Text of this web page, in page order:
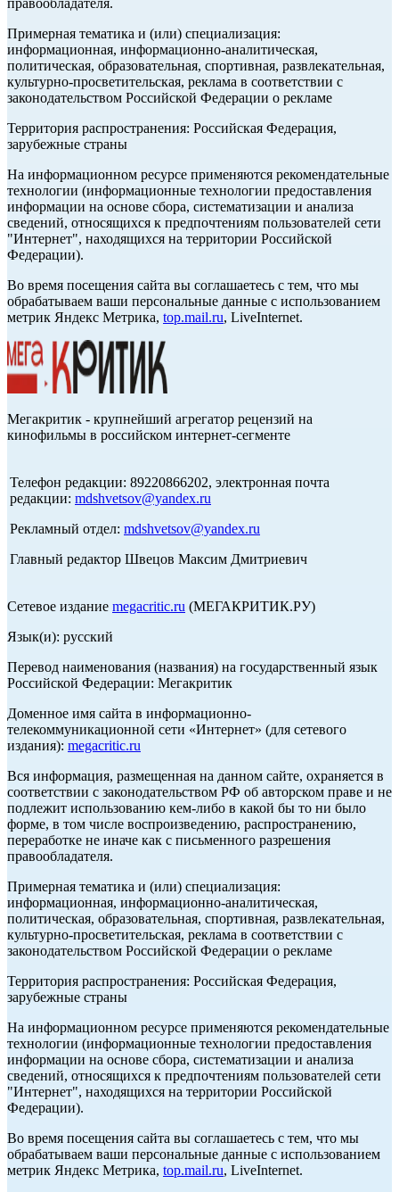
правообладателя.
Примерная тематика и (или) специализация:
информационная, информационно-аналитическая,
политическая, образовательная, спортивная, развлекательная,
культурно-просветительская, реклама в соответствии с
законодательством Российской Федерации о рекламе
Территория распространения: Российская Федерация,
зарубежные страны
На информационном ресурсе применяются рекомендательные
технологии (информационные технологии предоставления
информации на основе сбора, систематизации и анализа
сведений, относящихся к предпочтениям пользователей сети
"Интернет", находящихся на территории Российской
Федерации).
Во время посещения сайта вы соглашаетесь с тем, что мы
обрабатываем ваши персональные данные с использованием
метрик Яндекс Метрика, top.mail.ru, LiveInternet.
Мегакритик - крупнейший агрегатор рецензий на
кинофильмы в российском интернет-сегменте
Телефон редакции: 89220866202, электронная почта
редакции: mdshvetsov@yandex.ru
Рекламный отдел: mdshvetsov@yandex.ru
Главный редактор Швецов Максим Дмитриевич
Сетевое издание megacritic.ru (МЕГАКРИТИК.РУ)
Язык(и): русский
Перевод наименования (названия) на государственный язык
Российской Федерации: Мегакритик
Доменное имя сайта в информационно-
телекоммуникационной сети «Интернет» (для сетевого
издания): megacritic.ru
Вся информация, размещенная на данном сайте, охраняется в
соответствии с законодательством РФ об авторском праве и не
подлежит использованию кем-либо в какой бы то ни было
форме, в том числе воспроизведению, распространению,
переработке не иначе как с письменного разрешения
правообладателя.
Примерная тематика и (или) специализация:
информационная, информационно-аналитическая,
политическая, образовательная, спортивная, развлекательная,
культурно-просветительская, реклама в соответствии с
законодательством Российской Федерации о рекламе
Территория распространения: Российская Федерация,
зарубежные страны
На информационном ресурсе применяются рекомендательные
технологии (информационные технологии предоставления
информации на основе сбора, систематизации и анализа
сведений, относящихся к предпочтениям пользователей сети
"Интернет", находящихся на территории Российской
Федерации).
Во время посещения сайта вы соглашаетесь с тем, что мы
обрабатываем ваши персональные данные с использованием
метрик Яндекс Метрика, top.mail.ru, LiveInternet.